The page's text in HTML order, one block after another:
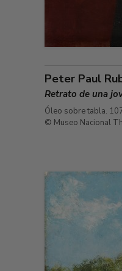
Peter Paul
Retrato de una
Óleo sobre tabla.
© Museo Nacional